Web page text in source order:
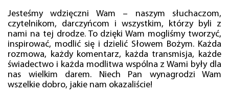
Jesteśmy wdzięczni Wam – naszym słuchaczom,
czytelnikom, darczyńcom i wszystkim, którzy byli z
nami na tej drodze. To dzięki Wam mogliśmy tworzyć,
inspirować, modlić się i dzielić Słowem Bożym. Każda
rozmowa, każdy komentarz, każda transmisja, każde
świadectwo i każda modlitwa wspólna z Wami były dla
nas wielkim darem. Niech Pan wynagrodzi Wam
wszelkie dobro, jakie nam okazaliście!